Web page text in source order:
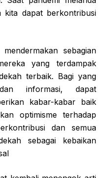
kita dapat berkontribusi
sebagian
yang terdampak
terbaik. Bagi yang
informasi, dapat
kabar-kabar baik
optimisme terhadap
dan semua
sebagai kebaikan